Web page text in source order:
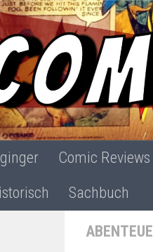
Comic Reviews
Sachbuch